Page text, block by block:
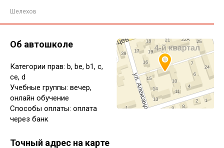
Шелехов
Об автошколе
Категории прав: b, be, b1, c,
ce, d
Учебные группы: вечер,
онлайн обучение
Способы оплаты: оплата
через банк
Точный адрес на карте